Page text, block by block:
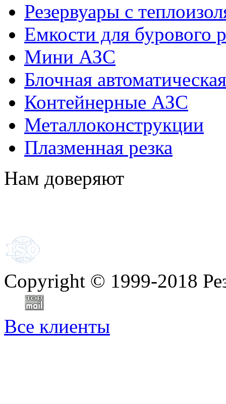
Резервуары с
Емкости для бурового
Мини АЗС
Блочная
Контейнерные АЗС
Металлоконструкции
Плазменная резка
Нам доверяют
Copyright © 1999-2018
Все клиенты